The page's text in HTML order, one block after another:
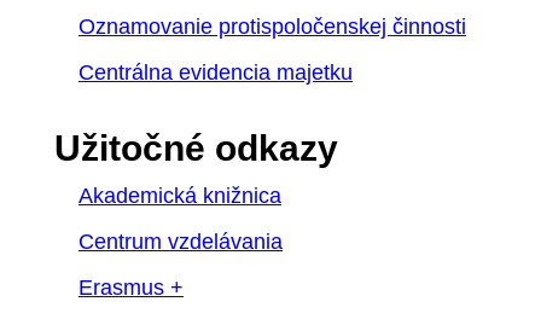
Oznamovanie protispoločenskej činnosti
Centrálna evidencia majetku
Užitočné odkazy
Akademická knižnica
Centrum vzdelávania
Erasmus +